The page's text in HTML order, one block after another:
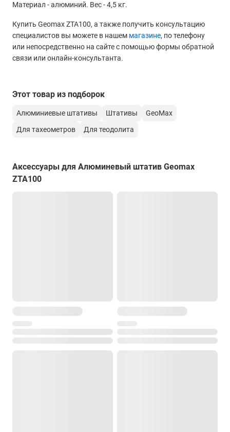
Материал - алюминий. Вес - 4,5 кг.
Купить Geomax ZTA100, а также получить консультацию
специалистов вы можете в нашем магазине, по телефону
или непосредственно на сайте с помощью формы обратной
связи или онлайн-консультанта.
Этот товар из подборок
Алюминиевые штативы Штативы
GeoMax
Для тахеометров
Для теодолита
Аксессуары для Алюминевый штатив Geomax
ZTA100